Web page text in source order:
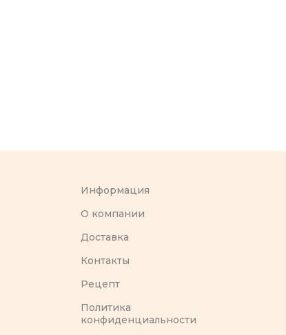
Информация
O компании
Доставка
Контакты
Рецепт
Политика
конфиденциальности